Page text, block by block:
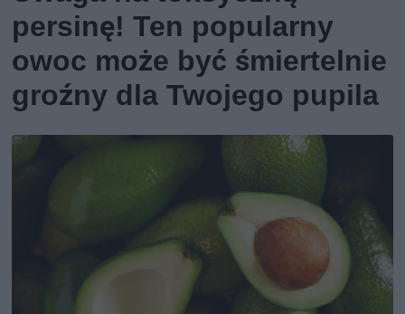
persinę! Ten popularny
owoc może być śmiertelnie
groźny dla Twojego pupila